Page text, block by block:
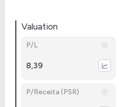
Valuation
P/L
8,39
P/Receita (PSR)